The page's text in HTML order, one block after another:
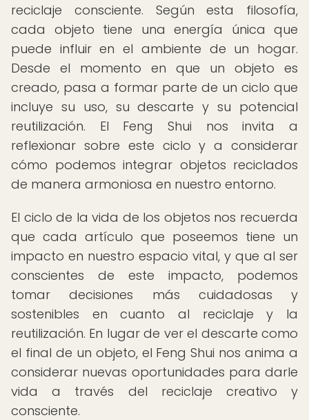
reciclaje consciente. Según esta filosofía,
cada objeto tiene una energía única que
puede influir en el ambiente de un hogar.
Desde el momento en que un objeto es
creado, pasa a formar parte de un ciclo que
incluye su uso, su descarte y su potencial
reutilización. El Feng Shui nos invita a
reflexionar sobre este ciclo y a considerar
cómo podemos integrar objetos reciclados
de manera armoniosa en nuestro entorno.
El ciclo de la vida de los objetos nos recuerda
que cada artículo que poseemos tiene un
impacto en nuestro espacio vital, y que al ser
conscientes de este impacto, podemos
tomar decisiones más cuidadosas y
sostenibles en cuanto al reciclaje y la
reutilización. En lugar de ver el descarte como
el final de un objeto, el Feng Shui nos anima a
considerar nuevas oportunidades para darle
vida a través del reciclaje creativo y
consciente.